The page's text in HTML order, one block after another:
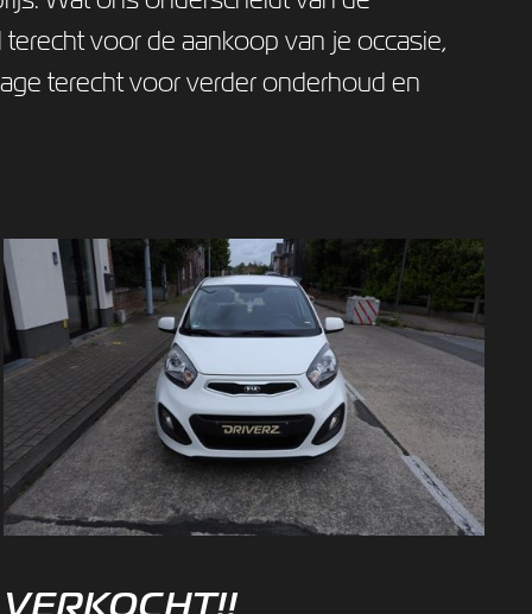
voor de aankoop van je occasie,
terecht voor verder onderhoud en